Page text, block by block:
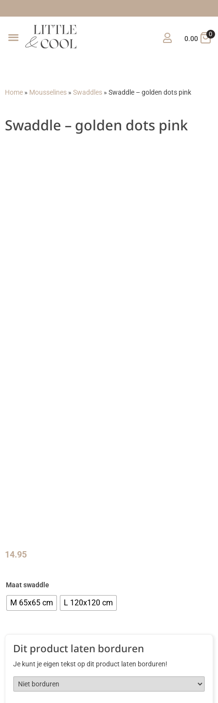
0.00
0
Home » Mousselines » Swaddles » Swaddle – golden dots pink
Swaddle – golden dots pink
14.95
Maat swaddle
M 65x65 cm L 120x120 cm
Dit product laten borduren
Je kunt je eigen tekst op dit product laten borduren!